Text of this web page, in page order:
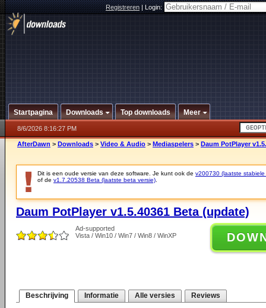
Registreren|Login:
Startpagina Downloads Top downloads Meer
8/6/2026 8:16:27 PM
AfterDawn > Downloads > Video & Audio > Mediaspelers > Daum PotPlayer
Dit is een oude versie van deze software. Je kunt ook de v200730 (laatste stabiele
of de v1.7.20538 Beta (laatste beta versie)
Daum PotPlayer v1.5.40361 Beta (update)
Ad-supported
Vista / Win10 / Win7 / Win8 / WinXP
Beschrijving Informatie Alle versies Reviews